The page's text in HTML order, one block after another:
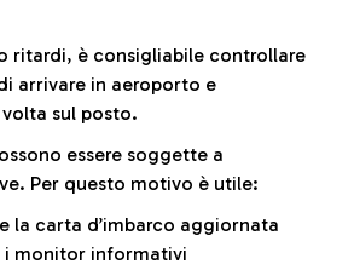
ritardi, è consigliabile controllare
arrivare in aeroporto e
sul posto.
essere soggette a
Per questo motivo è utile:
la carta d’imbarco aggiornata
i monitor informativi